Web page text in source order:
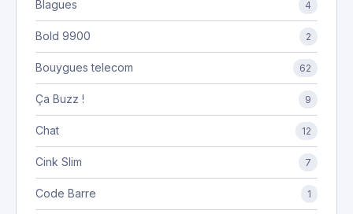
Blagues 4
Bold 9900 2
Bouygues telecom 62
Ça Buzz ! 9
Chat 12
Cink Slim 7
Code Barre 1